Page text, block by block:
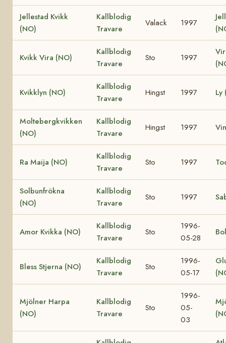
Jellestad Kvikk
(NO)
Kallblodig
Travare
Valack 1997
Kvikk Vira (NO)
Kallblodig
Travare
Sto 1997
Kvikklyn (NO)
Kallblodig
Travare
Hingst 1997 Ly
Moltebergkvikken
(NO)
Kallblodig
Travare
Hingst 1997
Ra Maija (NO)
Kallblodig
Travare
Sto 1997
Solbunfrökna
(NO)
Kallblodig
Travare
Sto 1997
Amor Kvikka (NO)
Kallblodig
Travare
Sto
1996-
05-28
Bless Stjerna (NO)
Kallblodig
Travare
Sto
1996-
05-17
Mjölner Harpa
(NO)
Kallblodig
Travare
Sto
1996-
05-
03